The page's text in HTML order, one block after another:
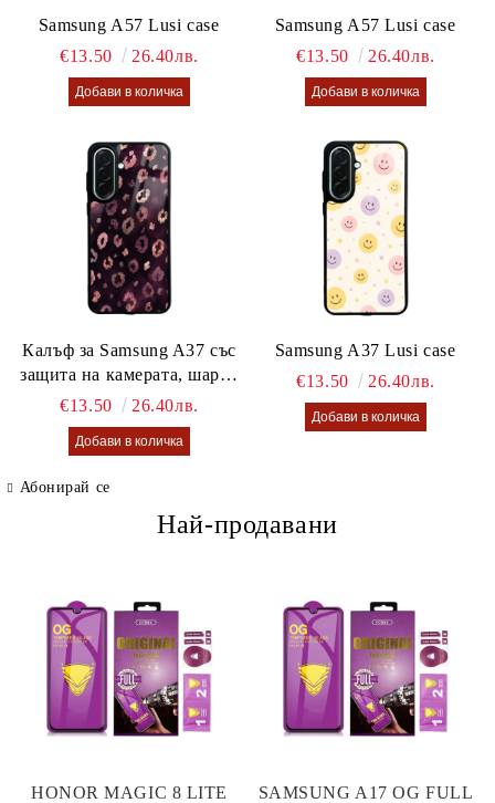
Samsung A57 Lusi case
€13.50
26.40лв.
Samsung A57 Lusi case
€13.50
26.40лв.
Калъф за Samsung A37 със
защита на камерата, шарен
калъф Lusi case
€13.50 26.40лв.
Samsung A37 Lusi case
€13.50
26.40лв.
Абонирай се
Най-продавани
HONOR MAGIC 8 LITE
SAMSUNG A17 OG FULL